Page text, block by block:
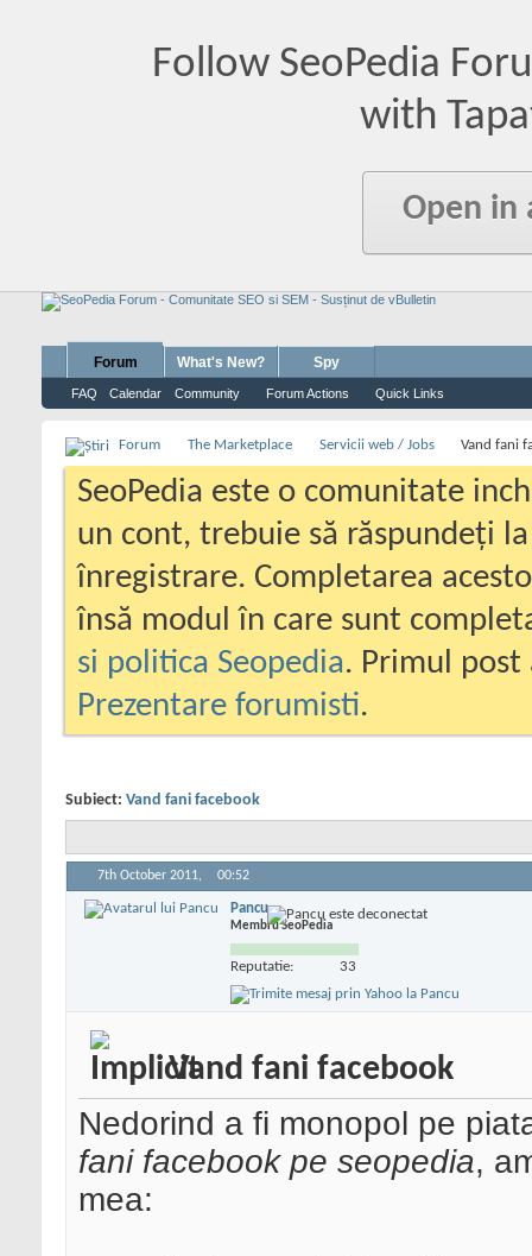
Follow SeoPedia
with
Open in
Forum
FAQ Calendar Community Forum Actions Quick Links
What's New? Spy
Forum The Marketplace Servicii web / Jobs Vand fani
SeoPedia este o comunitate
un cont, trebuie să răspundeți
înregistrare. Completarea
însă modul în care sunt
si politica Seopedia. Primul
Prezentare forumisti.
Subiect: Vand fani facebook
7th October 2011, 00:52
Pancu
Membru SeoPedia
Reputatie: 33
Vand fani facebook
Nedorind a fi monopol pe
fani facebook pe seopedia,
mea: